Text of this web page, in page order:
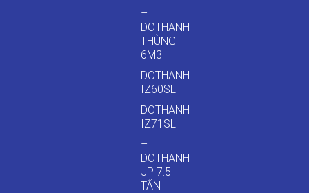
–
DOTHANH
THÙNG
6M3
DOTHANH
IZ60SL
DOTHANH
IZ71SL
–
DOTHANH
JP 7.5
TẤN